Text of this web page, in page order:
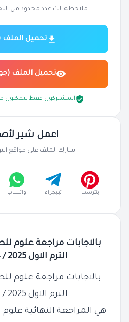
بالاجابات مراجعة علوم
الترم الاول 2025 / 2024 PDF
بالاجابات مراجعة علوم
الترم الاول 2025 / 2024 PDF
هي المراجعة النهائية علوم
ملاحظة: لك عدد محدود من
تحميل الملف
تحميل الملف
المشتركون فقط يتمكنون
اعمل شير
شارك الملف على مواقع
بنترست تيليجرام واتساب